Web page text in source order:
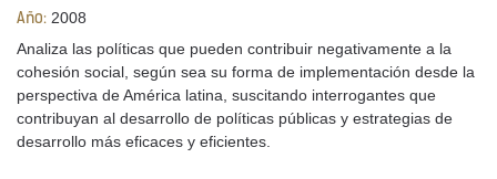
Año: 2008
Analiza las políticas que pueden contribuir negativamente a la
cohesión social, según sea su forma de implementación desde la
perspectiva de América latina, suscitando interrogantes que
contribuyan al desarrollo de políticas públicas y estrategias de
desarrollo más eficaces y eficientes.